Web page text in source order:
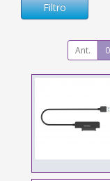
Filtro
Ant.